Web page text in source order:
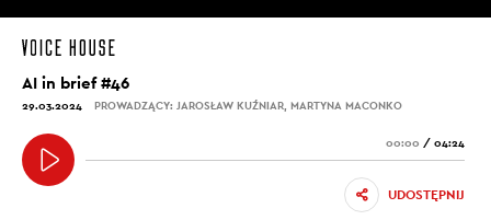
AI in brief #46
29.03.2024 PROWADZĄCY: JAROSŁAW KUŹNIAR, MARTYNA MACONKO
00:00 / 04:24
UDOSTĘPNIJ